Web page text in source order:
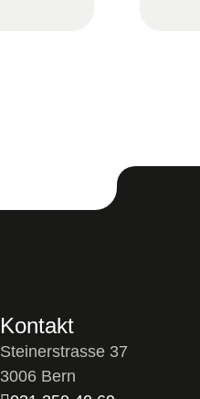
Kontakt
Steinerstrasse 37
3006 Bern